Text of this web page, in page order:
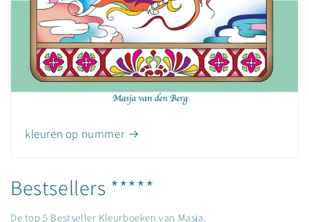
kleuren op nummer
Bestsellers *****
De top 5 Bestseller Kleurboeken van Masja.